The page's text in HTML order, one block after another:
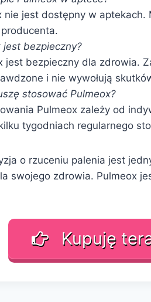
nie jest dostępny w aptekach.
jest bezpieczny?
jest bezpieczny dla zdrowia.
i nie wywołują
stosować Pulmeox?
Pulmeox zależy od
tygodniach regularnego
o rzuceniu palenia jest
swojego zdrowia. Pulmeox
Kupuję